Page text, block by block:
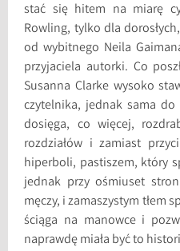
stać się hitem na miarę
Rowling, tylko dla
od wybitnego Neila
przyjaciela autorki. Co
Susanna Clarke wysoko
czytelnika, jednak sama
dosięga, co więcej,
rozdziałów i zamiast
hiperboli, pastiszem, który
jednak przy ośmiuset
męczy, i zamaszystym tłem
ściąga na manowce i
naprawdę miała być to